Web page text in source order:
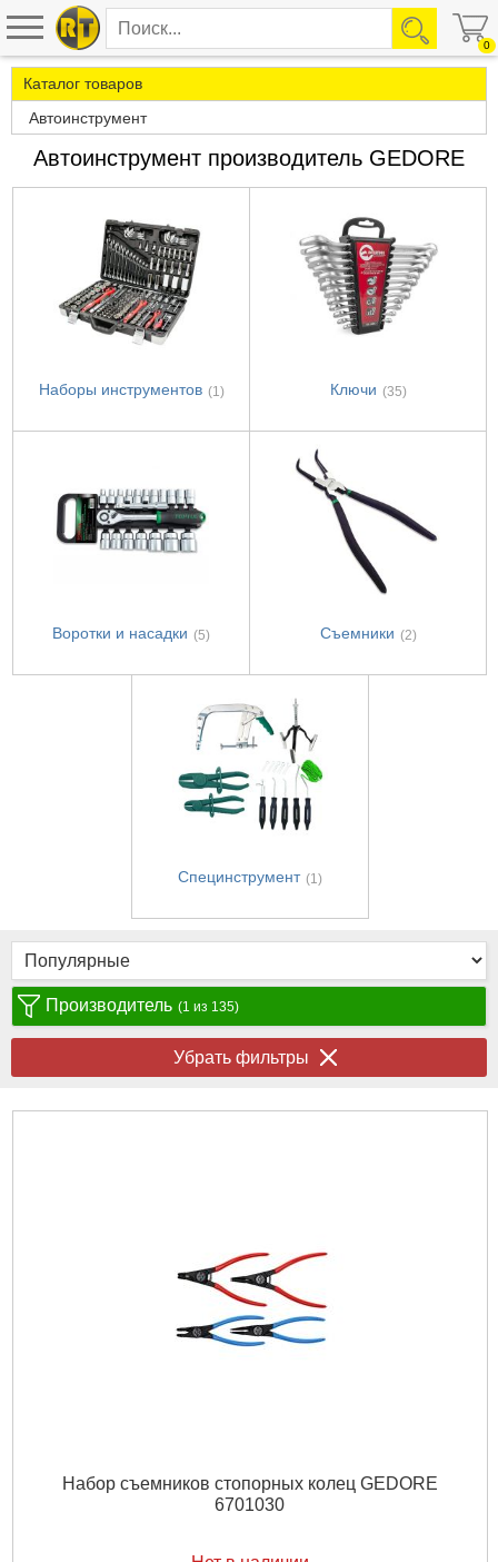
0
Каталог товаров
Автоинструмент
Автоинструмент производитель GEDORE
Наборы инструментов (1) Ключи (35)
Воротки и насадки (5) Съемники (2)
Специнструмент (1)
Производитель (1 из 135)
Убрать фильтры
Набор съемников стопорных колец GEDORE
6701030